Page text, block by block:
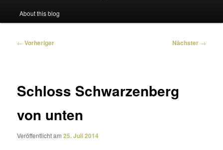
About this blog
Beitragsnavigation
← Vorheriger Nächster →
Schloss Schwarzenberg
von unten
Veröffentlicht am25. Juli 2014